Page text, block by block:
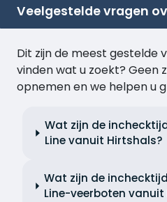
Veelgestelde vragen
Dit zijn de meest gestelde
vinden wat u zoekt? Geen
opnemen en we helpen u
Wat zijn de
Line vanuit Hirtshals?
Wat zijn de
Line-veerboten